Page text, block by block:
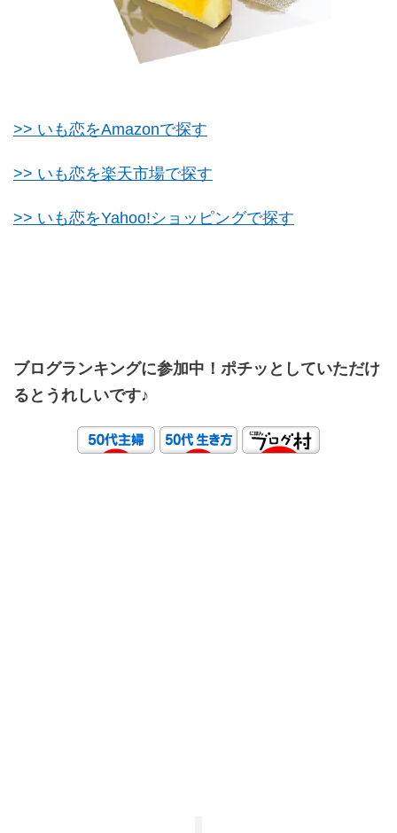
>> いも恋をAmazonで探す
>> いも恋を楽天市場で探す
>> いも恋をYahoo!ショッピングで探す
ブログランキングに参加中！ポチッとしていただけ
るとうれしいです♪